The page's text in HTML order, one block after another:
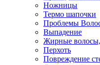
Ножницы
Термо шапочки
Проблемы
Выпадение
Жирные
Перхоть
Повреждение